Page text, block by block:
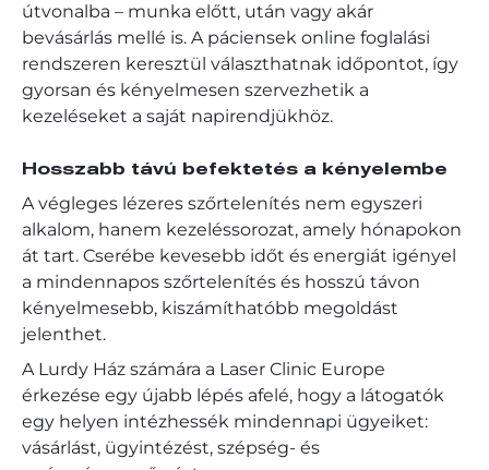
útvonalba – munka előtt, után vagy akár
bevásárlás mellé is. A páciensek online foglalási
rendszeren keresztül választhatnak időpontot, így
gyorsan és kényelmesen szervezhetik a
kezeléseket a saját napirendjükhöz.
Hosszabb távú befektetés a kényelembe
A végleges lézeres szőrtelenítés nem egyszeri
alkalom, hanem kezeléssorozat, amely hónapokon
át tart. Cserébe kevesebb időt és energiát igényel
a mindennapos szőrtelenítés és hosszú távon
kényelmesebb, kiszámíthatóbb megoldást
jelenthet.
A Lurdy Ház számára a Laser Clinic Europe
érkezése egy újabb lépés afelé, hogy a látogatók
egy helyen intézhessék mindennapi ügyeiket:
vásárlást, ügyintézést, szépség- és